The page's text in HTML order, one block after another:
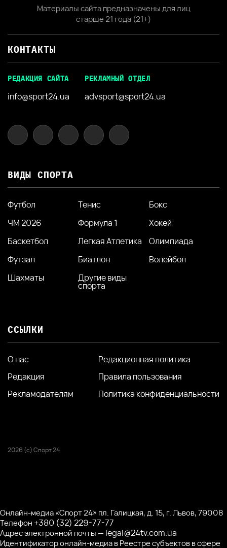
Материалы сайта предназначены для лиц
старше 21 года (21+)
КОНТАКТЫ
РЕДАКЦИЯ САЙТА
info@sport24.ua
РЕКЛАМНЫЙ ОТДЕЛ
advsport@sport24.ua
ВИДЫ СПОРТА
Футбол Тенис
Бокс
ЧМ 2026
Формула 1
Хокей
Баскетбол
Легкая Атлетика
Олимпиада
Футзал
Биатлон
Волейбол
Шахматы
Другие виды
спорта
ССЫЛКИ
О нас
Редакция
Рекламодателям
Редакционная политика
Правила пользования
Политика конфиденциальности
2026 (с) Спорт 24
Онлайн-медиа «Спорт 24» пл. Галицкая, д. 15, г. Львов, 79008
Телефон +380 (32) 229-77-77
Адрес электронной почты — legal@24tv.com.ua
Идентификатор онлайн-медиа в Реестре субъектов в сфере